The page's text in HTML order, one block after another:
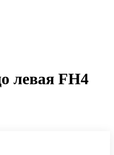
левая FH4